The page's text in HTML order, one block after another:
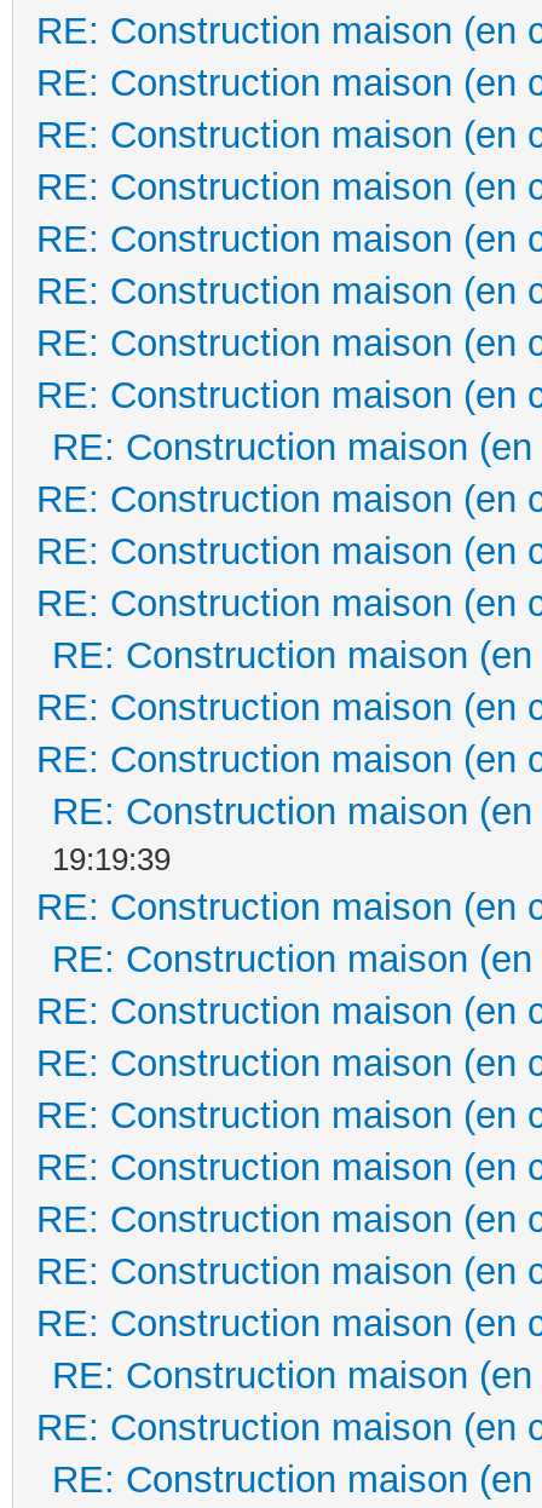
RE: Construction maison (en
RE: Construction maison (en
RE: Construction maison (en
RE: Construction maison (en
RE: Construction maison (en
RE: Construction maison (en
RE: Construction maison (en
RE: Construction maison (en
RE: Construction maison
RE: Construction maison (en
RE: Construction maison (en
RE: Construction maison (en
RE: Construction maison
RE: Construction maison (en
RE: Construction maison (en
RE: Construction maison
19:19:39
RE: Construction maison (en
RE: Construction maison
RE: Construction maison (en
RE: Construction maison (en
RE: Construction maison (en
RE: Construction maison (en
RE: Construction maison (en
RE: Construction maison (en
RE: Construction maison (en
RE: Construction maison
RE: Construction maison (en
RE: Construction maison